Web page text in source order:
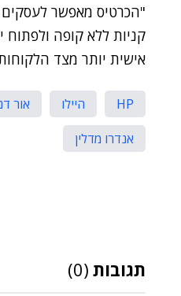
"הכרטיס מאפשר
קניות ללא קופה ולפתוח
אישית יותר מצד
HP היילו אור
אנדרו מדלין
תגובות (0)